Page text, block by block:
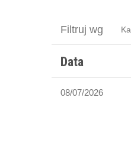
Filtruj wg
Data
08/07/2026